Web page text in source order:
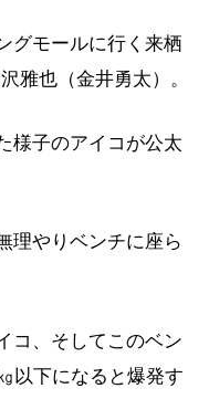
グモールに行く来栖
雅也（金井勇太）。
様子のアイコが公太
理やりベンチに座ら
コ、そしてこのベン
以下になると爆発す